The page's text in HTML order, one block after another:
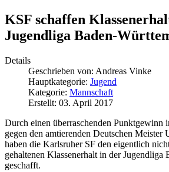
KSF schaffen
Jugendliga Baden-
Details
Geschrieben von: Andreas Vinke
Hauptkategorie: Jugend
Kategorie: Mannschaft
Erstellt: 03. April 2017
Durch einen überraschenden Punktgewinn
gegen den amtierenden Deutschen Meister
haben die Karlsruher SF den eigentlich
gehaltenen Klassenerhalt in der Jugendliga
geschafft.